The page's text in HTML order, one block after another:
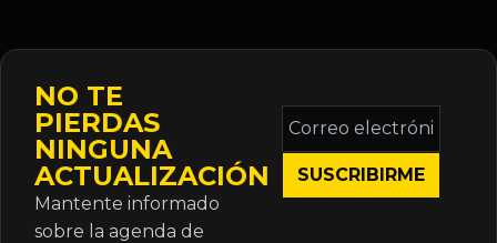
NO TE
PIERDAS
NINGUNA
ACTUALIZACIÓN
Mantente informado
sobre la agenda de
Correo
electrónico
*